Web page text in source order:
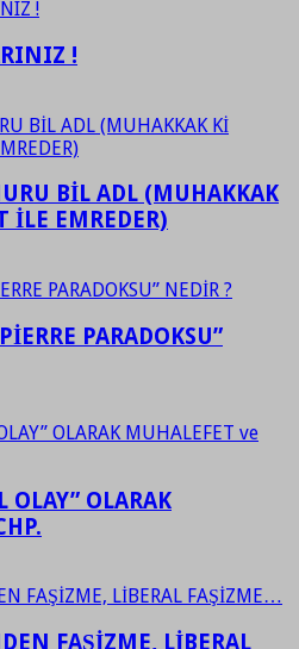
!
BİL ADL (MUHAKKAK
İLE EMREDER)
PARADOKSU”
OLAY” OLARAK
FAŞİZME, LİBERAL